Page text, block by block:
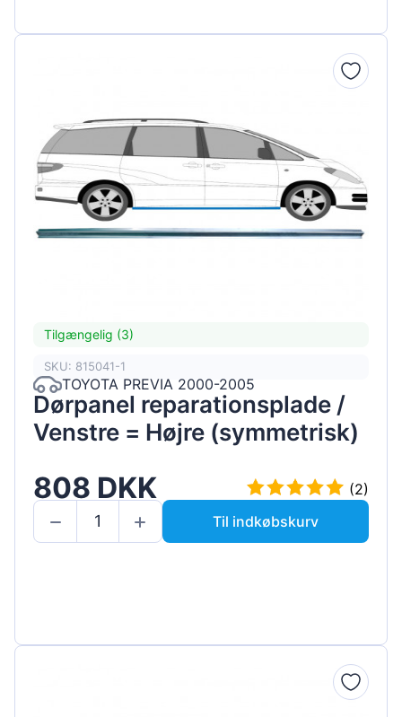
Tilgængelig (3)
SKU: 815041-1
TOYOTA PREVIA 2000-2005
Dørpanel reparationsplade /
Venstre = Højre (symmetrisk)
808 DKK
(2)
Til indkøbskurv